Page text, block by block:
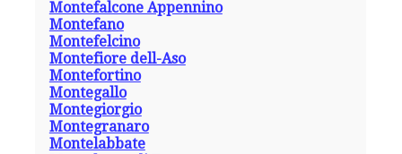
Montefalcone Appennino
Montefano
Montefelcino
Montefiore dell-Aso
Montefortino
Montegallo
Montegiorgio
Montegranaro
Montelabbate